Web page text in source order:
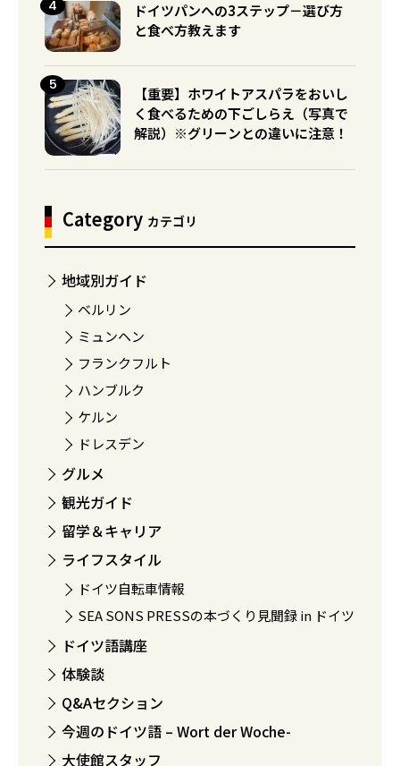
ドイツパンへの3ステップ－選び方
と食べ方教えます
【重要】ホワイトアスパラをおいし
く食べるための下ごしらえ（写真で
解説）※グリーンとの違いに注意！
Category カテゴリ
地域別ガイド
ベルリン
ミュンヘン
フランクフルト
ハンブルク
ケルン
ドレスデン
グルメ
観光ガイド
留学＆キャリア
ライフスタイル
ドイツ自転車情報
SEA SONS PRESSの本づくり見聞録 in ドイツ
ドイツ語講座
体験談
Q&Aセクション
今週のドイツ語 – Wort der Woche-
大使館スタッフ